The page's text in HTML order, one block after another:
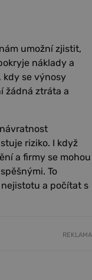
umožní zjistit,
náklady a
kdy se výnosy
žádná ztráta a
riziko. I když
a firmy se mohou
To
a počítat s
REKLAMA